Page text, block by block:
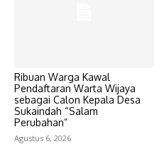
Ribuan Warga Kawal
Pendaftaran Warta Wijaya
sebagai Calon Kepala Desa
Sukaindah “Salam
Perubahan”
Agustus 6, 2026